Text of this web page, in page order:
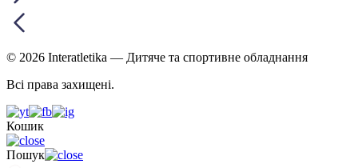
© 2026 Interatletika — Дитяче та спортивне обладнання
Всі права захищені.
Кошик
Пошук